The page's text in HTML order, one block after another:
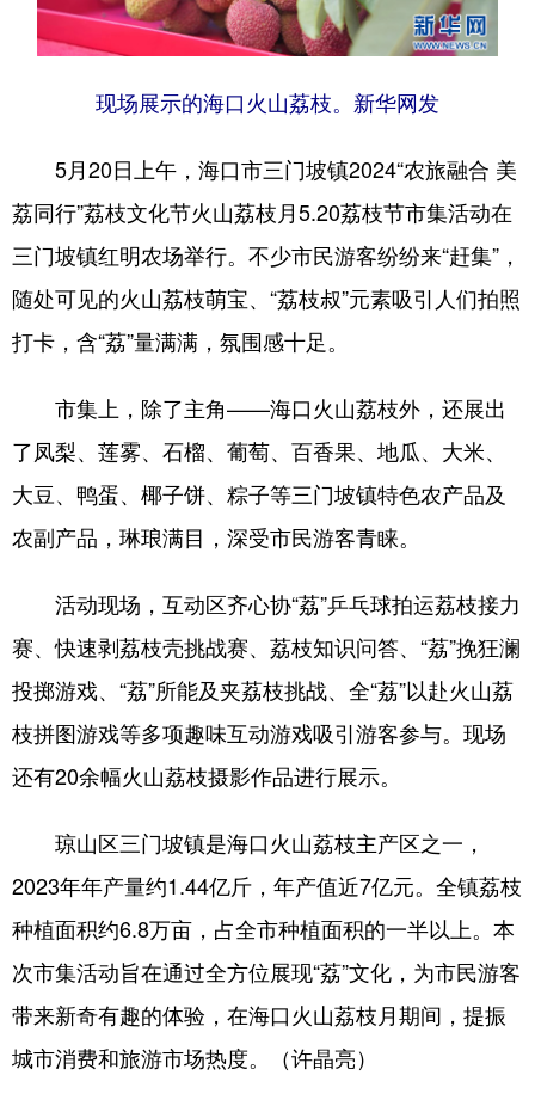
现场展示的海口火山荔枝。新华网发
5月20日上午，海口市三门坡镇2024“农旅融合 美
荔同行”荔枝文化节火山荔枝月5.20荔枝节市集活动在
三门坡镇红明农场举行。不少市民游客纷纷来“赶集”，
随处可见的火山荔枝萌宝、“荔枝叔”元素吸引人们拍照
打卡，含“荔”量满满，氛围感十足。
市集上，除了主角——海口火山荔枝外，还展出
了凤梨、莲雾、石榴、葡萄、百香果、地瓜、大米、
大豆、鸭蛋、椰子饼、粽子等三门坡镇特色农产品及
农副产品，琳琅满目，深受市民游客青睐。
活动现场，互动区齐心协“荔”乒乓球拍运荔枝接力
赛、快速剥荔枝壳挑战赛、荔枝知识问答、“荔”挽狂澜
投掷游戏、“荔”所能及夹荔枝挑战、全“荔”以赴火山荔
枝拼图游戏等多项趣味互动游戏吸引游客参与。现场
还有20余幅火山荔枝摄影作品进行展示。
琼山区三门坡镇是海口火山荔枝主产区之一，
2023年年产量约1.44亿斤，年产值近7亿元。全镇荔枝
种植面积约6.8万亩，占全市种植面积的一半以上。本
次市集活动旨在通过全方位展现“荔”文化，为市民游客
带来新奇有趣的体验，在海口火山荔枝月期间，提振
城市消费和旅游市场热度。（许晶亮）